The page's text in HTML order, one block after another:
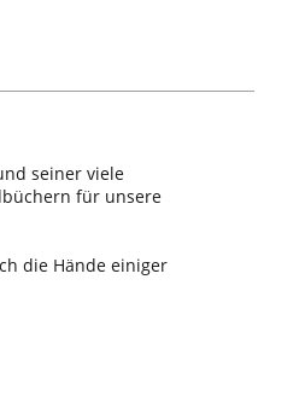
seiner viele
für unsere
die Hände einiger